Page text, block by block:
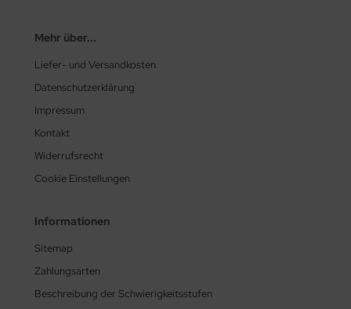
Mehr über...
Liefer- und Versandkosten
Datenschutzerklärung
Impressum
Kontakt
Widerrufsrecht
Cookie Einstellungen
Informationen
Sitemap
Zahlungsarten
Beschreibung der Schwierigkeitsstufen